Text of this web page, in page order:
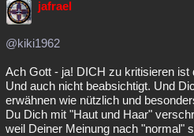
Übersichten
jafrael
@kiki1962
Ach Gott - ja! DICH zu kritisieren
Und auch nicht beabsichtigt. Und
erwähnen wie nützlich und
Du Dich mit "Haut und Haar"
weil Deiner Meinung nach "normal"